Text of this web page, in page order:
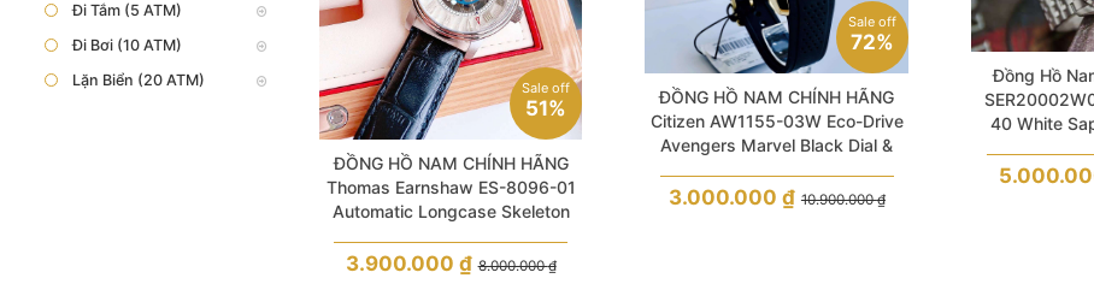
Đi Tắm (5 ATM)
Đi Bơi (10 ATM)
Lặn Biển (20 ATM)
Sale off
51%
ĐỒNG HỒ NAM CHÍNH HÃNG
Thomas Earnshaw ES-8096-01
Automatic Longcase Skeleton
Men 8.000.000₫
3.900.000 ₫
Sale off
72%
ĐỒNG HỒ NAM CHÍNH HÃNG
Citizen AW1155-03W Eco-Drive
Avengers Marvel Black Dial &
10.900.000₫
3.000.000 ₫
Đồng Hồ
40 White